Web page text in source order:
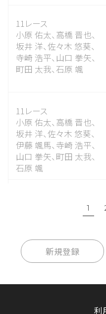
11レース
小原 佑太、 高橋 晋也、
坂井 洋、佐々木 悠葵、
寺崎 浩平、 山口 拳矢、
町田 太我、石原 颯
11レース
小原 佑太、 高橋 晋也、
坂井 洋、佐々木 悠葵、
伊藤 颯馬、 寺崎 浩平、
山口 拳矢、 町田 太我、
石原 颯
1
新規登録
利